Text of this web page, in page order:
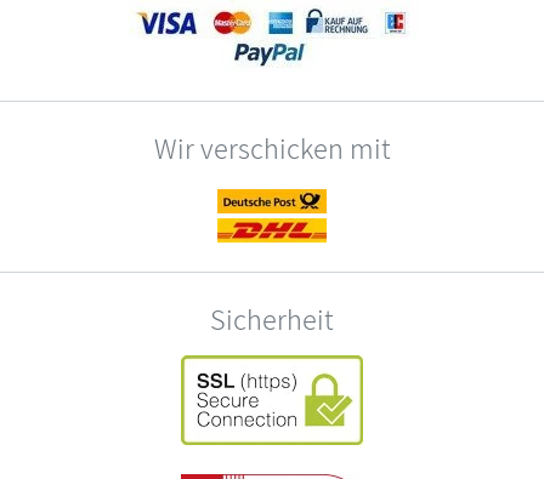
Wir verschicken mit
Sicherheit